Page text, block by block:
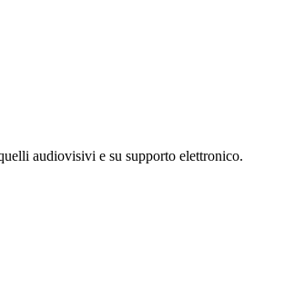
audiovisivi e su supporto elettronico.